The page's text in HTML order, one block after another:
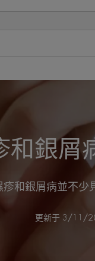
和銀屑
疹和銀屑病並不少
更新于 3/11/